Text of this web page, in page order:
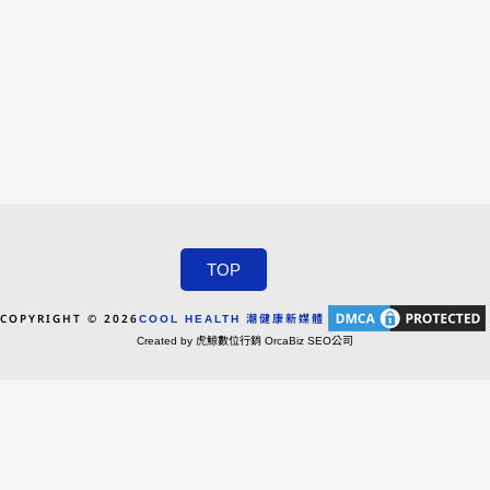
TOP
COPYRIGHT © 2026COOL HEALTH 潮健康新媒體
Created by 虎鯨數位行銷 OrcaBiz SEO公司